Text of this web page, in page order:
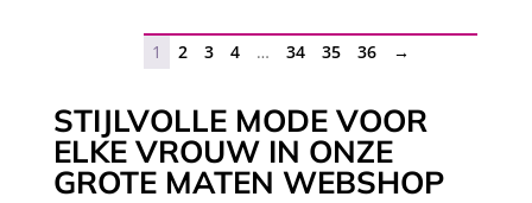
1 2 3 4 … 34 35 36 →
STIJLVOLLE MODE VOOR
ELKE VROUW IN ONZE
GROTE MATEN WEBSHOP